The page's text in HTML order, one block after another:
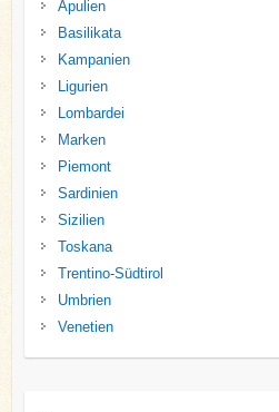
Apulien
Basilikata
Kampanien
Ligurien
Lombardei
Marken
Piemont
Sardinien
Sizilien
Toskana
Trentino-Südtirol
Umbrien
Venetien